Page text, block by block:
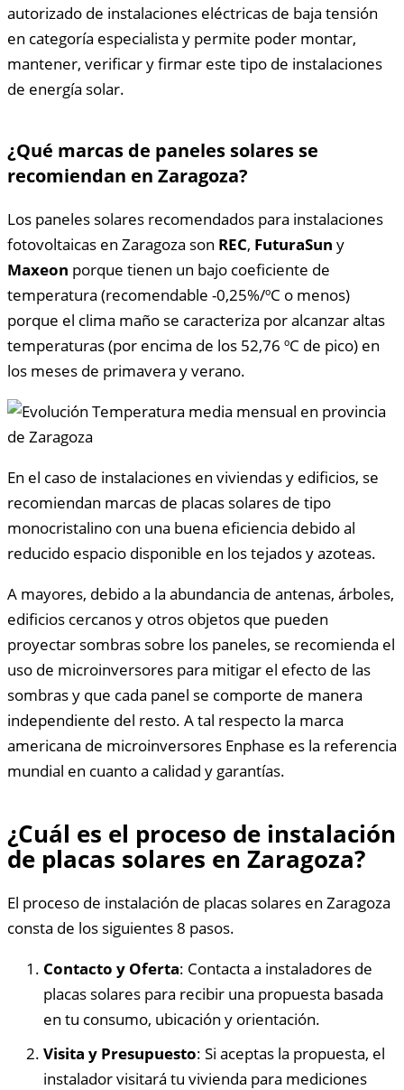
autorizado de instalaciones eléctricas de baja tensión
en categoría especialista y permite poder montar,
mantener, verificar y firmar este tipo de instalaciones
de energía solar.
¿Qué marcas de paneles solares se
recomiendan en Zaragoza?
Los paneles solares recomendados para instalaciones
fotovoltaicas en Zaragoza son REC, FuturaSun y
Maxeon porque tienen un bajo coeficiente de
temperatura (recomendable -0,25%/ºC o menos)
porque el clima maño se caracteriza por alcanzar altas
temperaturas (por encima de los 52,76 ºC de pico) en
los meses de primavera y verano.
En el caso de instalaciones en viviendas y edificios, se
recomiendan marcas de placas solares de tipo
monocristalino con una buena eficiencia debido al
reducido espacio disponible en los tejados y azoteas.
A mayores, debido a la abundancia de antenas, árboles,
edificios cercanos y otros objetos que pueden
proyectar sombras sobre los paneles, se recomienda el
uso de microinversores para mitigar el efecto de las
sombras y que cada panel se comporte de manera
independiente del resto. A tal respecto la marca
americana de microinversores Enphase es la referencia
mundial en cuanto a calidad y garantías.
¿Cuál es el proceso de instalación
de placas solares en Zaragoza?
El proceso de instalación de placas solares en Zaragoza
consta de los siguientes 8 pasos.
Contacto y Oferta: Contacta a instaladores de
placas solares para recibir una propuesta basada
en tu consumo, ubicación y orientación.
Visita y Presupuesto: Si aceptas la propuesta, el
instalador visitará tu vivienda para mediciones